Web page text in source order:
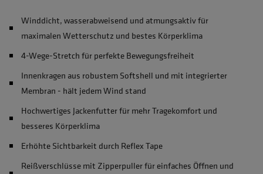
Winddicht, wasserabweisend und atmungsaktiv für
maximalen Wetterschutz und bestes Körperklima
4-Wege-Stretch für perfekte Bewegungsfreiheit
Innenkragen aus robustem Softshell und mit integrierter
Membran - hält jedem Wind stand
Hochwertiges Jackenfutter für mehr Tragekomfort und
besseres Körperklima
Erhöhte Sichtbarkeit durch Reflex Tape
Reißverschlüsse mit Zipperpuller für einfaches Öffnen und